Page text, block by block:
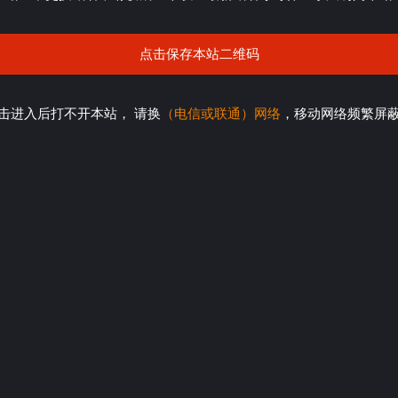
点击保存本站二维码
进入后打不开本站， 请换 （电信或联通）网络 ，移动网络频繁屏